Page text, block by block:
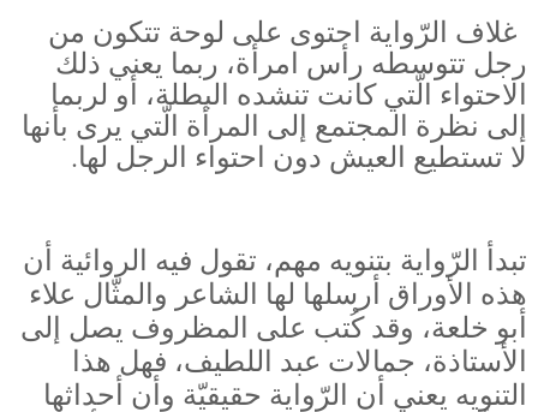
غلاف الرّواية احتوى على لوحة تتكون من
رجل تتوسطه رأس امرأة، ربما يعني ذلك
الاحتواء الّتي كانت تنشده البطلة، أو لربما
إلى نظرة المجتمع إلى المرأة الّتي يرى بأنها
لا تستطيع العيش دون احتواء الرجل لها.
تبدأ الرّواية بتنويه مهم، تقول فيه الروائية أن
هذه الأوراق أرسلها لها الشاعر والمثّال علاء
أبو خلعة، وقد كُتب على المظروف يصل إلى
الأستاذة، جمالات عبد اللطيف، فهل هذا
التنويه يعني أن الرّواية حقيقيّة وأن أحداثها